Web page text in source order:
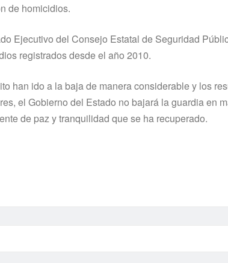
de homicidios.
Ejecutivo del Consejo Estatal de Seguridad
registrados desde el año 2010.
han ido a la baja de manera considerable y los
el Gobierno del Estado no bajará la guardia en
de paz y tranquilidad que se ha recuperado.